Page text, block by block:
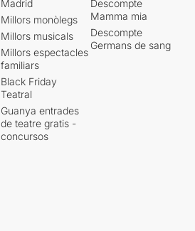
Madrid
Millors monòlegs
Millors musicals
Millors espectacles
familiars
Black Friday
Teatral
Guanya entrades
de teatre gratis -
concursos
Descompte
Mamma mia
Descompte
Germans de sang